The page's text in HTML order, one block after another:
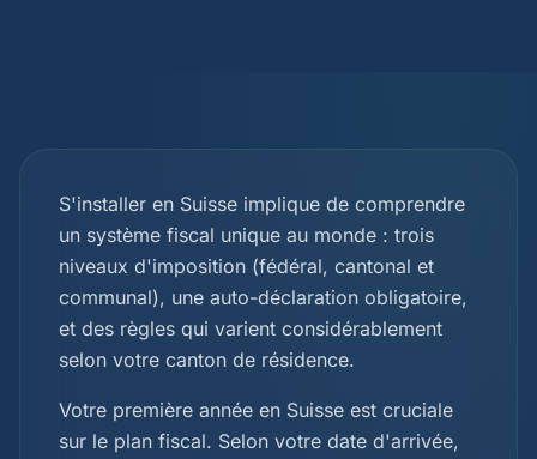
S'installer en Suisse implique de comprendre
un système fiscal unique au monde : trois
niveaux d'imposition (fédéral, cantonal et
communal), une auto-déclaration obligatoire,
et des règles qui varient considérablement
selon votre canton de résidence.
Votre première année en Suisse est cruciale
sur le plan fiscal. Selon votre date d'arrivée,